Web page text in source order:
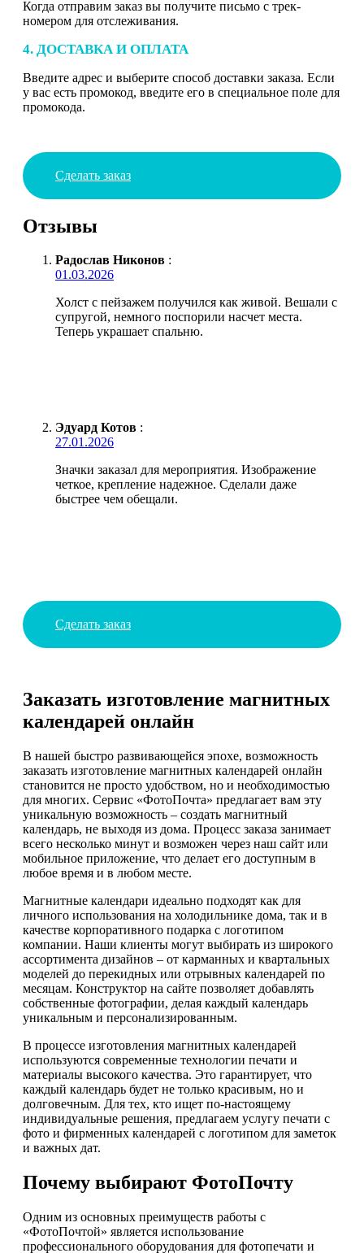
Когда отправим заказ вы получите письмо с трек-
номером для отслеживания.
4. ДОСТАВКА И ОПЛАТА
Введите адрес и выберите способ доставки заказа. Если
у вас есть промокод, введите его в специальное поле для
промокода.
Сделать заказ
Отзывы
Радослав Никонов :
01.03.2026
Холст с пейзажем получился как живой. Вешали с
супругой, немного поспорили насчет места.
Теперь украшает спальню.
Эдуард Котов :
27.01.2026
Значки заказал для мероприятия. Изображение
четкое, крепление надежное. Сделали даже
быстрее чем обещали.
Сделать заказ
Заказать изготовление магнитных
календарей онлайн
В нашей быстро развивающейся эпохе, возможность
заказать изготовление магнитных календарей онлайн
становится не просто удобством, но и необходимостью
для многих. Сервис «ФотоПочта» предлагает вам эту
уникальную возможность – создать магнитный
календарь, не выходя из дома. Процесс заказа занимает
всего несколько минут и возможен через наш сайт или
мобильное приложение, что делает его доступным в
любое время и в любом месте.
Магнитные календари идеально подходят как для
личного использования на холодильнике дома, так и в
качестве корпоративного подарка с логотипом
компании. Наши клиенты могут выбирать из широкого
ассортимента дизайнов – от карманных и квартальных
моделей до перекидных или отрывных календарей по
месяцам. Конструктор на сайте позволяет добавлять
собственные фотографии, делая каждый календарь
уникальным и персонализированным.
В процессе изготовления магнитных календарей
используются современные технологии печати и
материалы высокого качества. Это гарантирует, что
каждый календарь будет не только красивым, но и
долговечным. Для тех, кто ищет по-настоящему
индивидуальные решения, предлагаем услугу печати с
фото и фирменных календарей с логотипом для заметок
и важных дат.
Почему выбирают ФотоПочту
Одним из основных преимуществ работы с
«ФотоПочтой» является использование
профессионального оборудования для фотопечати и